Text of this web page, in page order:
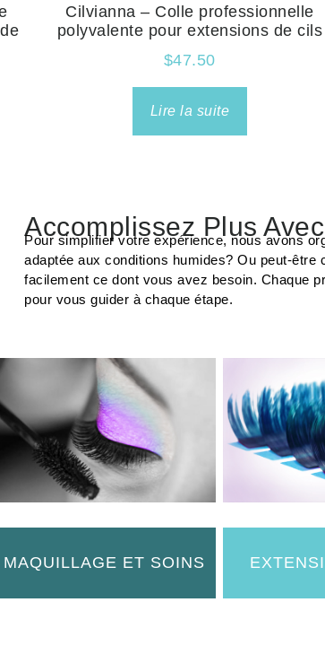
Cilvianna – Colle professionnelle
polyvalente pour extensions de cils
$47.50
Lire la suite
Accomplissez Plus
Pour simplifier votre expérience, nous avons
adaptée aux conditions humides? Ou peut-
facilement ce dont vous avez besoin. Chaque
pour vous guider à chaque étape.
MAQUILLAGE ET SOINS